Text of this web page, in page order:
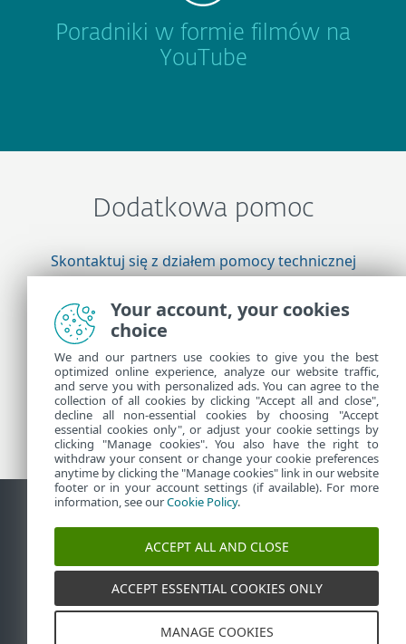
Poradniki w formie filmów na
YouTube
Dodatkowa pomoc
Skontaktuj się z działem pomocy technicznej
firmy ESET
Więcej informacji
Pomoc techniczna — wiadomości
Porady dla klientów
Zgłoś podatność
Polityka dotycząca plików cookie
©1992-2026ESET, spol. s r.o. - Wszelkie prawa
towarowymi lub zastrzeżonymi znakami towarowymi
firmy ESET, spol. s r.o. lub ESET North America.
Wszystkie pozostałe nazwy i marki są zastrzeżonymi
Your account, your cookies
choice
We and our partners use cookies to give you the best
optimized online experience, analyze our website traffic,
and serve you with personalized ads. You can agree to the
collection of all cookies by clicking "Accept all and close",
decline all non-essential cookies by choosing "Accept
essential cookies only", or adjust your cookie settings by
clicking "Manage cookies". You also have the right to
withdraw your consent or change your cookie preferences
anytime by clicking the "Manage cookies" link in our website
footer or in your account settings (if available). For more
information, see ourCookie Policy.
ACCEPT ALL AND CLOSE
ACCEPT ESSENTIAL COOKIES ONLY
MANAGE COOKIES